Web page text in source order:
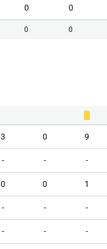
0 0
0 0
3 0 9
- - -
0 0 1
- - -
- - -